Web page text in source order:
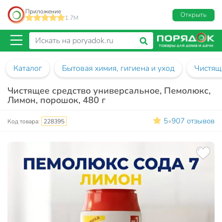
Приложение
1.7M
Открыть
Каталог Бытовая химия, гигиена и уход
Чистящее средство универсальное, Пемолюкс,
Лимон, порошок, 480 г
Код товара: 228395 5•907 отзывов